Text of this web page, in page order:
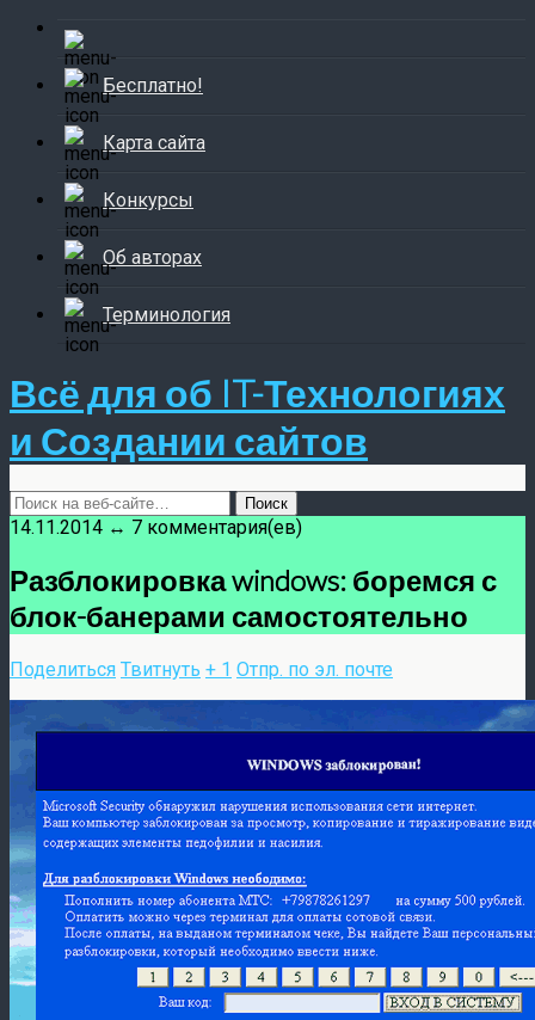
Бесплатно!
Карта сайта
Конкурсы
Об авторах
Терминология
Всё для об IT-Технологиях
и Создании сайтов
14.11.2014 ↔ 7 комментария(ев)
Разблокировка windows: боремся с
блок-банерами самостоятельно
Поделиться Твитнуть + 1 Отпр. по эл. почте